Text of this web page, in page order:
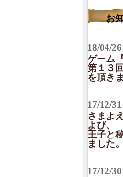
お知
18/04/26
ゲーム
第１３
を頂き
17/12/31
さまよ
よび、
王子と
ました。
17/12/30